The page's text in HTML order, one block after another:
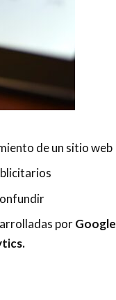
de un sitio web
porGoogle